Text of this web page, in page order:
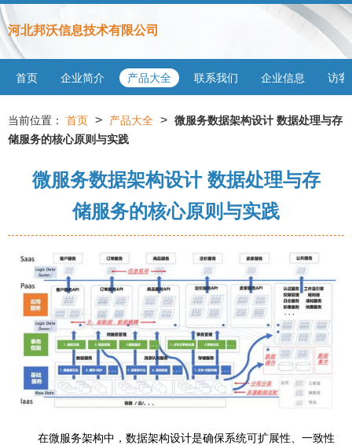
河北邦沃信息技术有限公司
首页 企业简介 产品大全 联系我们 企业信息 访客
当前位置： 首页 > 产品大全 > 微服务数据架构设计 数据处理与存
储服务的核心原则与实践
微服务数据架构设计 数据处理与存
储服务的核心原则与实践
在微服务架构中，数据架构设计是确保系统可扩展性、一致性